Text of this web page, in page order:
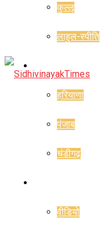
कुल्लू
लाहुल-स्पीति
हरियाणा
पंजाब
चंडीगढ़
वीडियो